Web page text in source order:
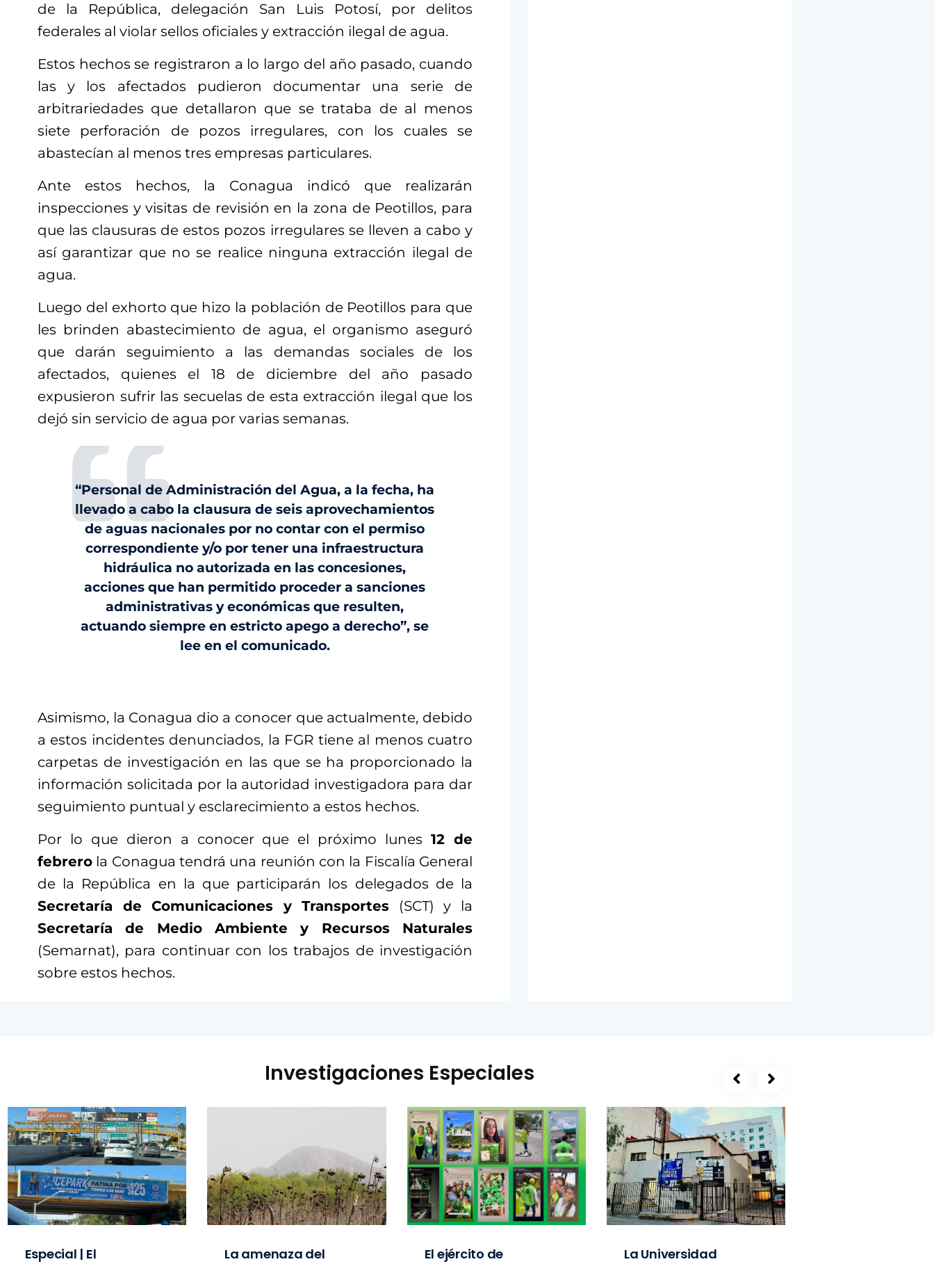
de la República, delegación San Luis Potosí, por delitos
federales al violar sellos oficiales y extracción ilegal de agua.
Estos hechos se registraron a lo largo del año pasado, cuando
las y los afectados pudieron documentar una serie de
arbitrariedades que detallaron que se trataba de al menos
siete perforación de pozos irregulares, con los cuales se
abastecían al menos tres empresas particulares.
Ante estos hechos, la Conagua indicó que realizarán
inspecciones y visitas de revisión en la zona de Peotillos, para
que las clausuras de estos pozos irregulares se lleven a cabo y
así garantizar que no se realice ninguna extracción ilegal de
agua.
Luego del exhorto que hizo la población de Peotillos para que
les brinden abastecimiento de agua, el organismo aseguró
que darán seguimiento a las demandas sociales de los
afectados, quienes el 18 de diciembre del año pasado
expusieron sufrir las secuelas de esta extracción ilegal que los
dejó sin servicio de agua por varias semanas.
“Personal de Administración del Agua, a la fecha, ha
llevado a cabo la clausura de seis aprovechamientos
de aguas nacionales por no contar con el permiso
correspondiente y/o por tener una infraestructura
hidráulica no autorizada en las concesiones,
acciones que han permitido proceder a sanciones
administrativas y económicas que resulten,
actuando siempre en estricto apego a derecho”, se
lee en el comunicado.
Asimismo, la Conagua dio a conocer que actualmente, debido
a estos incidentes denunciados, la FGR tiene al menos cuatro
carpetas de investigación en las que se ha proporcionado la
información solicitada por la autoridad investigadora para dar
seguimiento puntual y esclarecimiento a estos hechos.
Por lo que dieron a conocer que el próximo lunes12 de
febrero la Conagua tendrá una reunión con la Fiscalía General
de la República en la que participarán los delegados de la
Secretaría de Comunicaciones y Transportes (SCT) y la
Secretaría de Medio Ambiente y Recursos Naturales
(Semarnat), para continuar con los trabajos de investigación
sobre estos hechos.
Investigaciones Especiales
Especial | El
La amenaza del
El ejército de
La Universidad